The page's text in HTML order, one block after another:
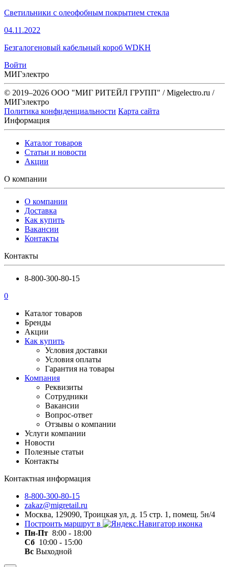
Светильники с олеофобным покрытием стекла
04.11.2022
Безгалогеновый кабельный короб WDKH
Войти
МИГэлектро
© 2019–2026 ООО "МИГ РИТЕЙЛ ГРУПП" / Migelectro.ru /
МИГэлектро
Политика конфиденциальности Карта сайта
Информация
Каталог товаров
Статьи и новости
Акции
О компании
О компании
Доставка
Как купить
Вакансии
Контакты
Контакты
8-800-300-80-15
0
Каталог товаров
Бренды
Акции
Как купить
Условия доставки
Условия оплаты
Гарантия на товары
Компания
Реквизиты
Сотрудники
Вакансии
Вопрос-ответ
Отзывы о компании
Услуги компании
Новости
Полезные статьи
Контакты
Контактная информация
8-800-300-80-15
zakaz@migretail.ru
Москва, 129090, Троицкая ул, д. 15 стр. 1, помещ. 5н/4
Построить маршрут в
Пн-Пт 8:00 - 18:00
Сб 10:00 - 15:00
Вс Выходной